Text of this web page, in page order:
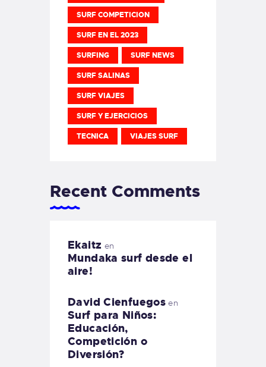
SURF COMPETICION
SURF EN EL 2023
SURFING SURF NEWS
SURF SALINAS
SURF VIAJES
SURF Y EJERCICIOS
TECNICA VIAJES SURF
Recent Comments
Ekaitz en
Mundaka surf desde el
aire!
David Cienfuegos en
Surf para Niños:
Educación,
Competición o
Diversión?